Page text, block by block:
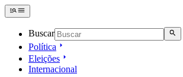
Buscar
Política
Eleições
Internacional